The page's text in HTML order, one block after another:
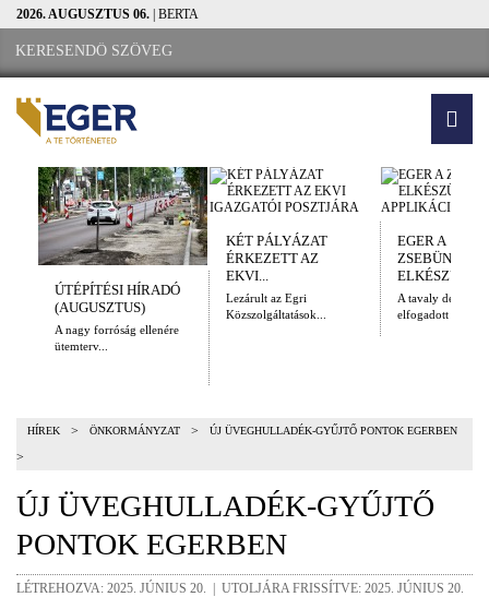
2026. AUGUSZTUS 06. | BERTA
ÚTÉPÍTÉSI HÍRADÓ
(AUGUSZTUS)
A nagy forróság ellenére
ütemterv...
KÉT PÁLYÁZAT
ÉRKEZETT AZ
EKVI...
Lezárult az Egri
Közszolgáltatások...
EGER A
ELKÉSZÜLT
A tavaly
elfogadott
HÍREK > ÖNKORMÁNYZAT > ÚJ ÜVEGHULLADÉK-GYŰJTŐ PONTOK EGERBEN
>
ÚJ ÜVEGHULLADÉK-GYŰJTŐ
PONTOK EGERBEN
LÉTREHOZVA: 2025. JÚNIUS 20. | UTOLJÁRA FRISSÍTVE: 2025. JÚNIUS 20.